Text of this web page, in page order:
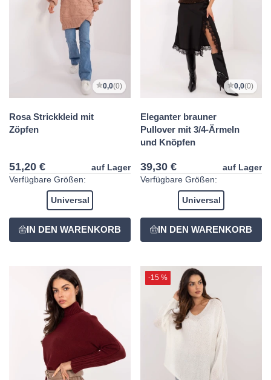
0,0(0)
Rosa Strickkleid mit
Zöpfen
51,20 €
auf Lager
Verfügbare Größen:
Universal
0,0(0)
Eleganter brauner
Pullover mit 3/4-Ärmeln
und Knöpfen
39,30 €
auf Lager
Verfügbare Größen:
Universal
-15 %